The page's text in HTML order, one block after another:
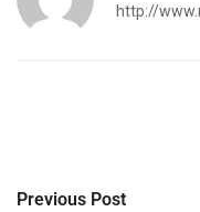
http://
Previous Post